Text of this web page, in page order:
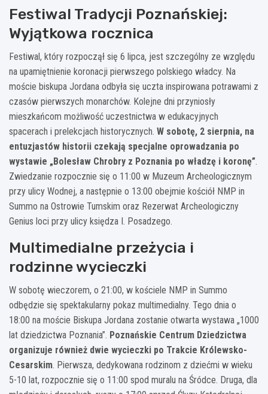
Festiwal Tradycji Poznańskiej:
Wyjątkowa rocznica
Festiwal, który rozpoczął się 6 lipca, jest szczególny ze względu
na upamiętnienie koronacji pierwszego polskiego władcy. Na
moście biskupa Jordana odbyła się uczta inspirowana potrawami z
czasów pierwszych monarchów. Kolejne dni przyniosły
mieszkańcom możliwość uczestnictwa w edukacyjnych
spacerach i prelekcjach historycznych. W sobotę, 2 sierpnia, na
entuzjastów historii czekają specjalne oprowadzania po
wystawie „Bolesław Chrobry z Poznania po władzę i koronę”.
Zwiedzanie rozpocznie się o 11:00 w Muzeum Archeologicznym
przy ulicy Wodnej, a następnie o 13:00 obejmie kościół NMP in
Summo na Ostrowie Tumskim oraz Rezerwat Archeologiczny
Genius loci przy ulicy księdza I. Posadzego.
Multimedialne przeżycia i
rodzinne wycieczki
W sobotę wieczorem, o 21:00, w kościele NMP in Summo
odbędzie się spektakularny pokaz multimedialny. Tego dnia o
18:00 na moście Biskupa Jordana zostanie otwarta wystawa „1000
lat dziedzictwa Poznania”. Poznańskie Centrum Dziedzictwa
organizuje również dwie wycieczki po Trakcie Królewsko-
Cesarskim. Pierwsza, dedykowana rodzinom z dziećmi w wieku
5-10 lat, rozpocznie się o 11:00 spod muralu na Śródce. Druga, dla